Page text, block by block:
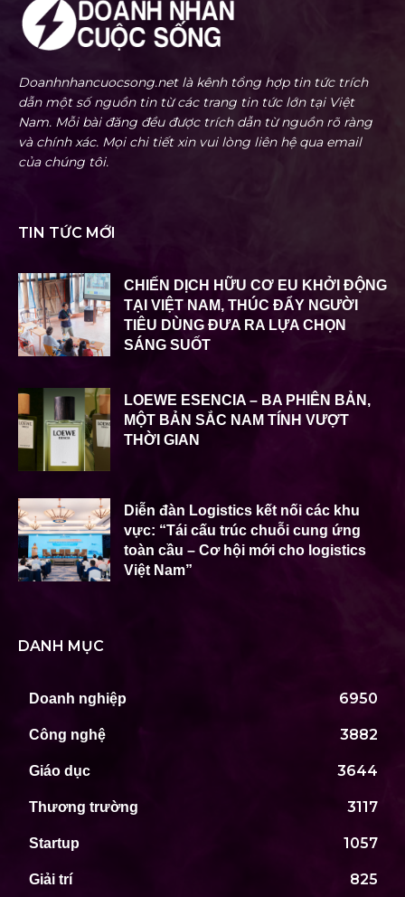
Doanhnhancuocsong.net là kênh tổng hợp tin tức trích
dẫn một số nguồn tin từ các trang tin tức lớn tại Việt
Nam. Mỗi bài đăng đều được trích dẫn từ nguồn rõ ràng
và chính xác. Mọi chi tiết xin vui lòng liên hệ qua email
của chúng tôi.
TIN TỨC MỚI
CHIẾN DỊCH HỮU CƠ EU KHỞI ĐỘNG
TẠI VIỆT NAM, THÚC ĐẨY NGƯỜI
TIÊU DÙNG ĐƯA RA LỰA CHỌN
SÁNG SUỐT
LOEWE ESENCIA – BA PHIÊN BẢN,
MỘT BẢN SẮC NAM TÍNH VƯỢT
THỜI GIAN
Diễn đàn Logistics kết nối các khu
vực: “Tái cấu trúc chuỗi cung ứng
toàn cầu – Cơ hội mới cho logistics
Việt Nam”
DANH MỤC
Doanh nghiệp 6950
Công nghệ 3882
Giáo dục 3644
Thương trường 3117
Startup 1057
Giải trí 825